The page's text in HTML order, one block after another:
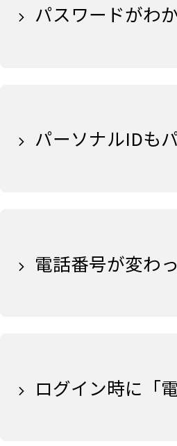
パスワードがわ
パーソナルIDも
電話番号が変わ
ログイン時に「